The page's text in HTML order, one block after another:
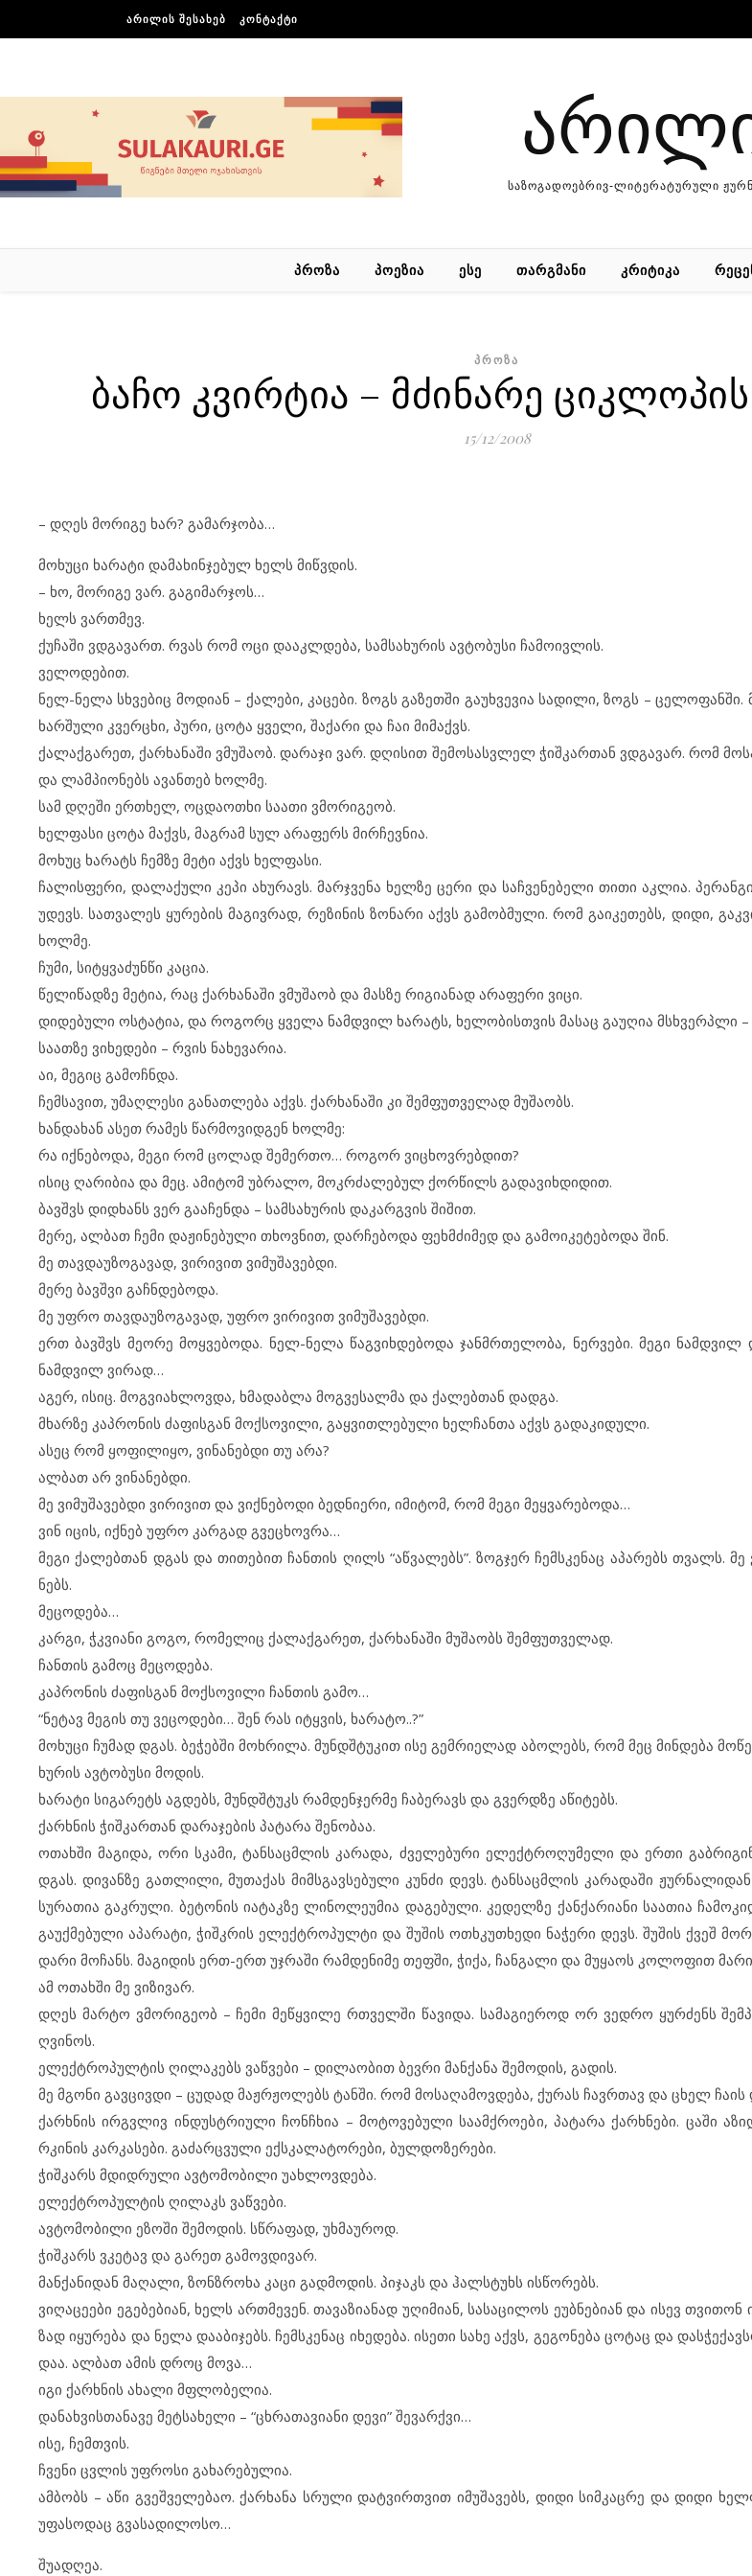
ᲐᲠᲘᲚᲘᲡ ᲨᲔᲡᲐᲮᲔᲑ ᲙᲝᲜᲢᲐᲥᲢᲘ
საზოგადოებრივ-ლიტერატურული
ᲞᲠᲝᲖᲐ ᲞᲝᲔᲖᲘᲐ ᲔᲡᲔ ᲗᲐᲠᲒᲛᲐᲜᲘ ᲙᲠᲘᲢᲘᲙᲐ
ᲞᲠᲝᲖᲐ
ბაჩო კვირტია – მძინარე
15/12/2008
– დღეს მო­რი­გე ხარ? გა­მარ­ჯო­ბა…
მო­ხუ­ცი ხა­რა­ტი და­მა­ხინ­ჯე­ბულ ხელს მიწ­ვ­დის.
– ხო, მო­რი­გე ვარ. გა­გი­მარ­ჯოს…
ხელს ვარ­თ­მევ.
ქუ­ჩა­ში ვდგა­ვართ. რვას რომ ოცი და­აკ­ლ­დე­ბა, სამ­სა­ხუ­რის ავ­ტო­ბუ­სი ჩა­მო­ივ­ლის.
ვე­ლო­დე­ბით.
ნელ-ნე­ლა სხვე­ბიც მო­დი­ან – ქა­ლე­ბი, კა­ცე­ბი. ზოგს გა­ზეთ­ში გა­უხ­ვე­ვია სა­დი­ლი, ზოგს –
ხარ­შუ­ლი კვერ­ცხი, პუ­რი, ცო­ტა ყვე­ლი, შა­ქა­რი და ჩაი მი­მაქვს.
ქა­ლაქ­გა­რეთ, ქარ­ხა­ნა­ში ვმუ­შა­ობ. და­რა­ჯი ვარ. დღი­სით შე­მო­სას­ვ­ლელ ჭიშ­კარ­თან ვდგა­ვარ. რომ
და ლამ­პი­ო­ნებს ავ­ან­თებ ხოლ­მე.
სამ დღე­ში ერთხელ, ოც­და­ოთხი სა­ა­თი ვმო­რი­გე­ობ.
ხელ­ფა­სი ცო­ტა მაქვს, მაგ­რამ სულ არ­ა­ფერს მირ­ჩევ­ნია.
მო­ხუც ხა­რატს ჩემ­ზე მე­ტი აქვს ხელ­ფა­სი.
ჩა­ლის­ფე­რი, და­ლა­ქუ­ლი კე­პი ახ­უ­რავს. მარ­ჯ­ვე­ნა ხელ­ზე ცე­რი და საჩ­ვე­ნე­ბე­ლი თი­თი აკ­ლია.
უდ­ევს. სათ­ვა­ლეს ყუ­რე­ბის მა­გივ­რად, რე­ზი­ნის ზო­ნა­რი აქვს გა­მობ­მუ­ლი. რომ გა­ი­კე­თებს, დი­დი,
ხოლ­მე.
ჩუ­მი, სიტყ­ვა­ძუნ­წი კა­ცია.
წე­ლი­წად­ზე მე­ტია, რაც ქარ­ხა­ნა­ში ვმუ­შა­ობ და მას­ზე რი­გი­ა­ნად არ­ა­ფე­რი ვი­ცი.
დი­დე­ბუ­ლი ოს­ტა­ტია, და რო­გორც ყვე­ლა ნამ­დ­ვილ ხა­რატს, ხე­ლო­ბის­თ­ვის მა­საც გა­უ­ღია მსხვერ­პ­ლი –
სა­ათ­ზე ვი­ხე­დე­ბი – რვის ნა­ხე­ვა­რია.
აი, მე­გიც გა­მოჩ­ნ­და.
ჩემ­სა­ვით, უმ­აღ­ლე­სი გა­ნათ­ლე­ბა აქვს. ქარ­ხა­ნა­ში კი შემ­ფუთ­ვე­ლად მუ­შა­ობს.
ხან­და­ხან ას­ეთ რა­მეს წარ­მო­ვიდ­გენ ხოლ­მე:
რა იქ­ნე­ბო­და, მე­გი რომ ცო­ლად შე­მერ­თო… რო­გორ ვიცხოვ­რებ­დით?
ის­იც ღა­რი­ბია და მეც. ამ­ი­ტომ უბ­რა­ლო, მოკ­რ­ძა­ლე­ბულ ქორ­წილს გა­და­ვიხ­დი­დით.
ბავშვს დიდ­ხანს ვერ გა­ა­ჩენ­და – სამ­სა­ხუ­რის და­კარ­გ­ვის ში­შით.
მე­რე, ალ­ბათ ჩე­მი და­ჟი­ნე­ბუ­ლი თხოვ­ნით, დარ­ჩე­ბო­და ფეხ­მ­ძი­მედ და გა­მო­ი­კე­ტე­ბო­და შინ.
მე თავ­და­უ­ზო­გა­ვად, ვი­რი­ვით ვი­მუ­შა­ვებ­დი.
მე­რე ბავ­შ­ვი გაჩ­ნ­დე­ბო­და.
მე უფ­რო თავ­და­უ­ზო­გა­ვად, უფ­რო ვი­რი­ვით ვი­მუ­შა­ვებ­დი.
ერთ ბავშვს მე­ო­რე მოყ­ვე­ბო­და. ნელ-ნე­ლა წაგ­ვიხ­დე­ბო­და ჯან­მ­რ­თე­ლო­ბა, ნერ­ვე­ბი. მე­გი ნამ­დ­ვილ
ნამ­დ­ვილ ვი­რად…
აგ­ერ, ის­იც. მოგ­ვი­ახ­ლოვ­და, ხმა­დაბ­ლა მოგ­ვე­სალ­მა და ქა­ლებ­თან დად­გა.
მხარ­ზე კაპ­რო­ნის ძა­ფის­გან მოქ­სო­ვი­ლი, გაყ­ვით­ლე­ბუ­ლი ხელ­ჩან­თა აქვს გა­და­კი­დუ­ლი.
ას­ეც რომ ყო­ფი­ლი­ყო, ვი­ნა­ნებ­დი თუ არა?
ალ­ბათ არ ვი­ნა­ნებ­დი.
მე ვი­მუ­შა­ვებ­დი ვი­რი­ვით და ვიქ­ნე­ბო­დი ბედ­ნი­ე­რი, იმ­ი­ტომ, რომ მე­გი მეყ­ვა­რე­ბო­და…
ვინ იც­ის, იქ­ნებ უფ­რო კარ­გად გვეცხოვ­რა…
მე­გი ქა­ლებ­თან დგას და თი­თე­ბით ჩან­თის ღილს “აწ­ვა­ლებს”. ზოგ­ჯერ ჩემ­ს­კე­ნაც აპ­ა­რებს თვალს.
ნებს.
მე­ცო­დე­ბა…
კარ­გი, ჭკვი­ა­ნი გო­გო, რო­მე­ლიც ქა­ლაქ­გა­რეთ, ქარ­ხა­ნა­ში მუ­შა­ობს შემ­ფუთ­ვე­ლად.
ჩან­თის გა­მოც მე­ცო­დე­ბა.
კაპ­რო­ნის ძა­ფის­გან მოქ­სო­ვი­ლი ჩან­თის გა­მო…
“ნე­ტავ მე­გის თუ ვე­ცო­დე­ბი… შენ რას იტყ­ვის, ხა­რა­ტო..?”
მო­ხუ­ცი ჩუ­მად დგას. ბე­ჭებ­ში მოხ­რი­ლა. მუნ­დ­შ­ტუ­კით ისე გემ­რი­ე­ლად აბ­ო­ლებს, რომ მეც მინ­დე­ბა
ხუ­რის ავ­ტო­ბუ­სი მო­დის.
ხა­რა­ტი სი­გა­რეტს აგ­დებს, მუნ­დ­შ­ტუკს რამ­დენ­ჯერ­მე ჩა­ბე­რავს და გვერ­დ­ზე აწ­ი­ტებს.
ქარ­ხ­ნის ჭიშ­კარ­თან და­რა­ჯე­ბის პა­ტა­რა შე­ნო­ბაა.
ოთ­ახ­ში მა­გი­და, ორი სკა­მი, ტან­საც­მ­ლის კა­რა­და, ძვე­ლე­ბუ­რი ელ­ექ­ტ­რო­ღუ­მე­ლი და ერ­თი
დგას. დი­ვან­ზე გათ­ლი­ლი, მუ­თა­ქას მიმ­ს­გავ­სე­ბუ­ლი კუნ­ძი დევს. ტან­საც­მ­ლის კა­რა­და­ში
სუ­რა­თია გაკ­რუ­ლი. ბე­ტო­ნის იატ­აკ­ზე ლი­ნო­ლე­უ­მია და­გე­ბუ­ლი. კე­დელ­ზე ქან­ქა­რი­ა­ნი სა­ა­თია
გა­უქ­მე­ბუ­ლი აპ­ა­რა­ტი, ჭიშ­კ­რის ელ­ექ­ტ­რო­პულ­ტი და შუ­შის ოთხ­კუთხე­დი ნა­ჭე­რი დევს. შუ­შის ქვეშ
და­რი მო­ჩანს. მა­გი­დის ერთ-ერთ უჯ­რა­ში რამ­დე­ნი­მე თეფ­ში, ჭი­ქა, ჩან­გა­ლი და მუ­ყა­ოს კო­ლო­ფით
ამ ოთ­ახ­ში მე ვი­ზი­ვარ.
დღეს მარ­ტო ვმო­რი­გე­ობ – ჩე­მი მეწყ­ვი­ლე რთველ­ში წა­ვი­და. სა­მა­გი­ე­როდ ორ ვედ­რო ყურ­ძენს
ღვი­ნოს.
ელ­ექ­ტ­რო­პულ­ტის ღი­ლა­კებს ვაწ­ვე­ბი – დი­ლა­ო­ბით ბევ­რი მან­ქა­ნა შე­მო­დის, გა­დის.
მე მგო­ნი გავ­ცივ­დი – ცუ­დად მაჟ­რ­ჟო­ლებს ტან­ში. რომ მო­სა­ღა­მოვ­დე­ბა, ქუ­რას ჩავ­რ­თავ და ცხელ ჩა­ის
ქარ­ხ­ნის ირგ­ვ­ლივ ინ­დუს­ტ­რი­უ­ლი ჩონ­ჩხია – მო­ტო­ვე­ბუ­ლი სა­ამ­ქ­რო­ე­ბი, პა­ტა­რა ქარ­ხ­ნე­ბი. ცა­ში
რკი­ნის კარ­კა­სე­ბი. გა­ძარ­ც­ვუ­ლი ექს­კა­ლა­ტო­რე­ბი, ბულ­დო­ზე­რე­ბი.
ჭიშ­კარს მდიდ­რუ­ლი ავ­ტო­მო­ბი­ლი უახ­ლოვ­დე­ბა.
ელ­ექ­ტ­რო­პულ­ტის ღი­ლაკს ვაწ­ვე­ბი.
ავ­ტო­მო­ბი­ლი ეზ­ო­ში შე­მო­დის. სწრა­ფად, უხ­მა­უ­როდ.
ჭიშ­კარს ვკე­ტავ და გა­რეთ გა­მოვ­დი­ვარ.
მან­ქა­ნი­დან მა­ღა­ლი, ზონ­ზ­რო­ხა კა­ცი გად­მო­დის. პი­ჯაკს და ჰალ­ს­ტუხს ის­წო­რებს.
ვი­ღა­ცე­ე­ბი ეგ­ე­ბე­ბი­ან, ხელს ართ­მე­ვენ. თა­ვა­ზი­ა­ნად უღ­ი­მი­ან, სა­სა­ცი­ლოს ეუბ­ნე­ბი­ან და ის­ევ
ზად იყ­უ­რე­ბა და ნე­ლა და­ა­ბი­ჯებს. ჩემ­ს­კე­ნაც იხ­ე­დე­ბა. ის­ე­თი სა­ხე აქვს, გე­გო­ნე­ბა ცო­ტაც და
დაა. ალ­ბათ ამ­ის დროც მო­ვა…
იგი ქარ­ხ­ნის ახ­ა­ლი მფლო­ბე­ლია.
და­ნახ­ვის­თა­ნა­ვე მეტ­სა­ხე­ლი – “ცხრა­თა­ვი­ა­ნი დე­ვი” შე­ვარ­ქ­ვი…
ისე, ჩემ­თ­ვის.
ჩვე­ნი ცვლის უფ­რო­სი გა­ხა­რე­ბუ­ლია.
ამ­ბობს – აწი გვეშ­ვე­ლე­ბაო. ქარ­ხა­ნა სრუ­ლი დატ­ვირ­თ­ვით იმ­უ­შა­ვებს, დი­დი სიმ­კაც­რე და დი­დი
უფ­ა­სო­დაც გვა­სა­დი­ლო­სო…
შუ­ად­ღეა.